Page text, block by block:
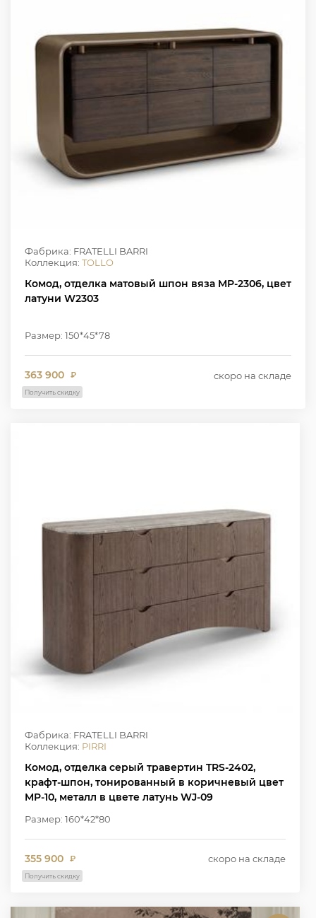
Фабрика: FRATELLI BARRI
Коллекция: TOLLO
Комод, отделка матовый шпон вяза MP-2306, цвет
латуни W2303
Размер: 150*45*78
363 900 ₽ скоро на складе
Получить скидку
Фабрика: FRATELLI BARRI
Коллекция: PIRRI
Комод, отделка серый травертин TRS-2402,
крафт-шпон, тонированный в коричневый цвет
MP-10, металл в цвете латунь WJ-09
Размер: 160*42*80
355 900 ₽ скоро на складе
Получить скидку